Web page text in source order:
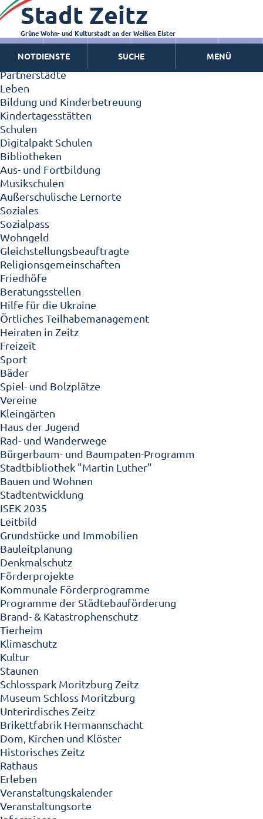
Zeitz - Die Kleinstadt
Willkommen in Zeitz!
Interview mit Oberbürgermeister Christian Thieme
Zeitz - Stadt der Zukunft
Ortschaften
Partnerstädte
Leben
Bildung und Kinderbetreuung
Kindertagesstätten
Schulen
Digitalpakt Schulen
Bibliotheken
Aus- und Fortbildung
Musikschulen
Außerschulische Lernorte
Soziales
Sozialpass
Wohngeld
Gleichstellungsbeauftragte
Religionsgemeinschaften
Friedhöfe
Beratungsstellen
Hilfe für die Ukraine
Örtliches Teilhabemanagement
Heiraten in Zeitz
Freizeit
Sport
Bäder
Spiel- und Bolzplätze
Vereine
Kleingärten
Haus der Jugend
Rad- und Wanderwege
Bürgerbaum- und Baumpaten-Programm
Stadtbibliothek "Martin Luther"
Bauen und Wohnen
Stadtentwicklung
ISEK 2035
Leitbild
Grundstücke und Immobilien
Bauleitplanung
Denkmalschutz
Förderprojekte
Kommunale Förderprogramme
Programme der Städtebauförderung
Brand- & Katastrophenschutz
Tierheim
Klimaschutz
Kultur
Staunen
Schlosspark Moritzburg Zeitz
Museum Schloss Moritzburg
Unterirdisches Zeitz
Brikettfabrik Hermannschacht
Dom, Kirchen und Klöster
Historisches Zeitz
Rathaus
Erleben
Veranstaltungskalender
Veranstaltungsorte
Stadt Zeitz
Grüne Wohn- und Kulturstadt an der Weißen Elster
NOTDIENSTE SUCHE MENÜ